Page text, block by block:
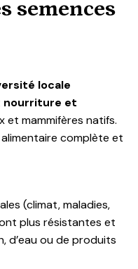
semences
locale
nourriture et
et mammifères natifs.
complète et
(climat, maladies,
plus résistantes et
d’eau ou de produits